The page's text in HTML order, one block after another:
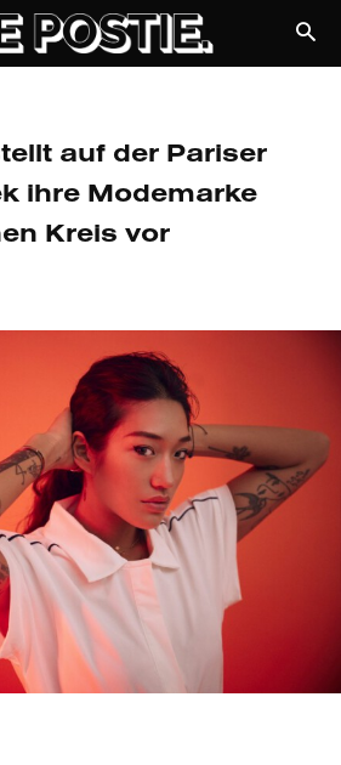
auf der Pariser
ihre Modemarke
Kreis vor